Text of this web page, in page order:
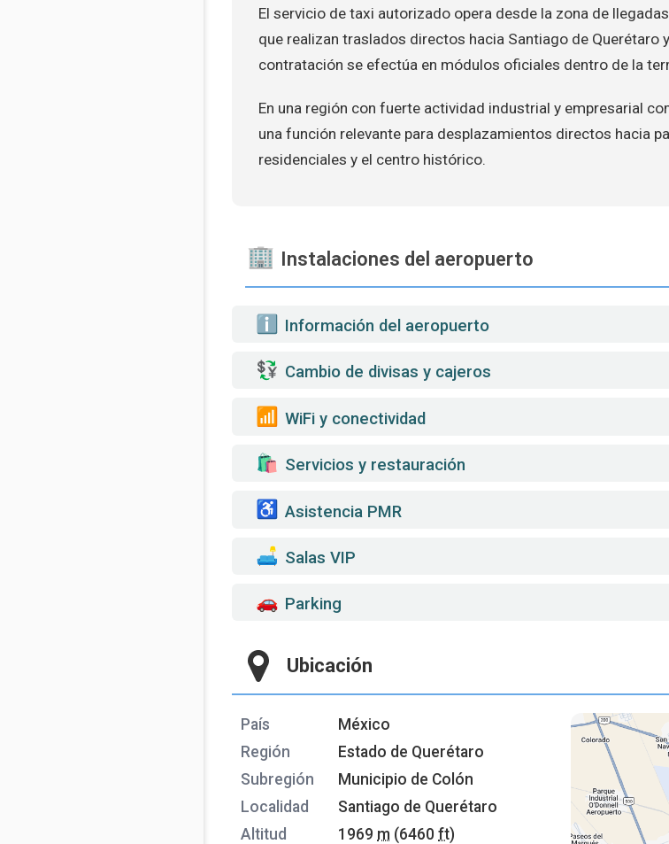
El servicio de taxi autorizado opera desde la zona de
que realizan traslados directos hacia Santiago de Querétaro
contratación se efectúa en módulos oficiales dentro de la
En una región con fuerte actividad industrial y empresarial
una función relevante para desplazamientos directos hacia
residenciales y el centro histórico.
Instalaciones del aeropuerto
️ Información del aeropuerto
Cambio de divisas y cajeros
WiFi y conectividad
️ Servicios y restauración
Asistencia PMR
️ Salas VIP
Parking
Ubicación
País
México
Región
Estado de Querétaro
Subregión
Municipio de Colón
Localidad
Santiago de Querétaro
Altitud
1969 m (6460 ft)